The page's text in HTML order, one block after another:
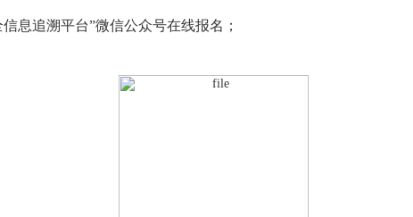
息追溯平台”微信公众号在线报名；